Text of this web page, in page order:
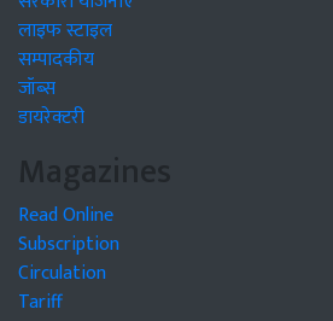
लाइफ स्टाइल
सम्पादकीय
जॉब्स
डायरेक्टरी
Magazines
Read Online
Subscription
Circulation
Tariff